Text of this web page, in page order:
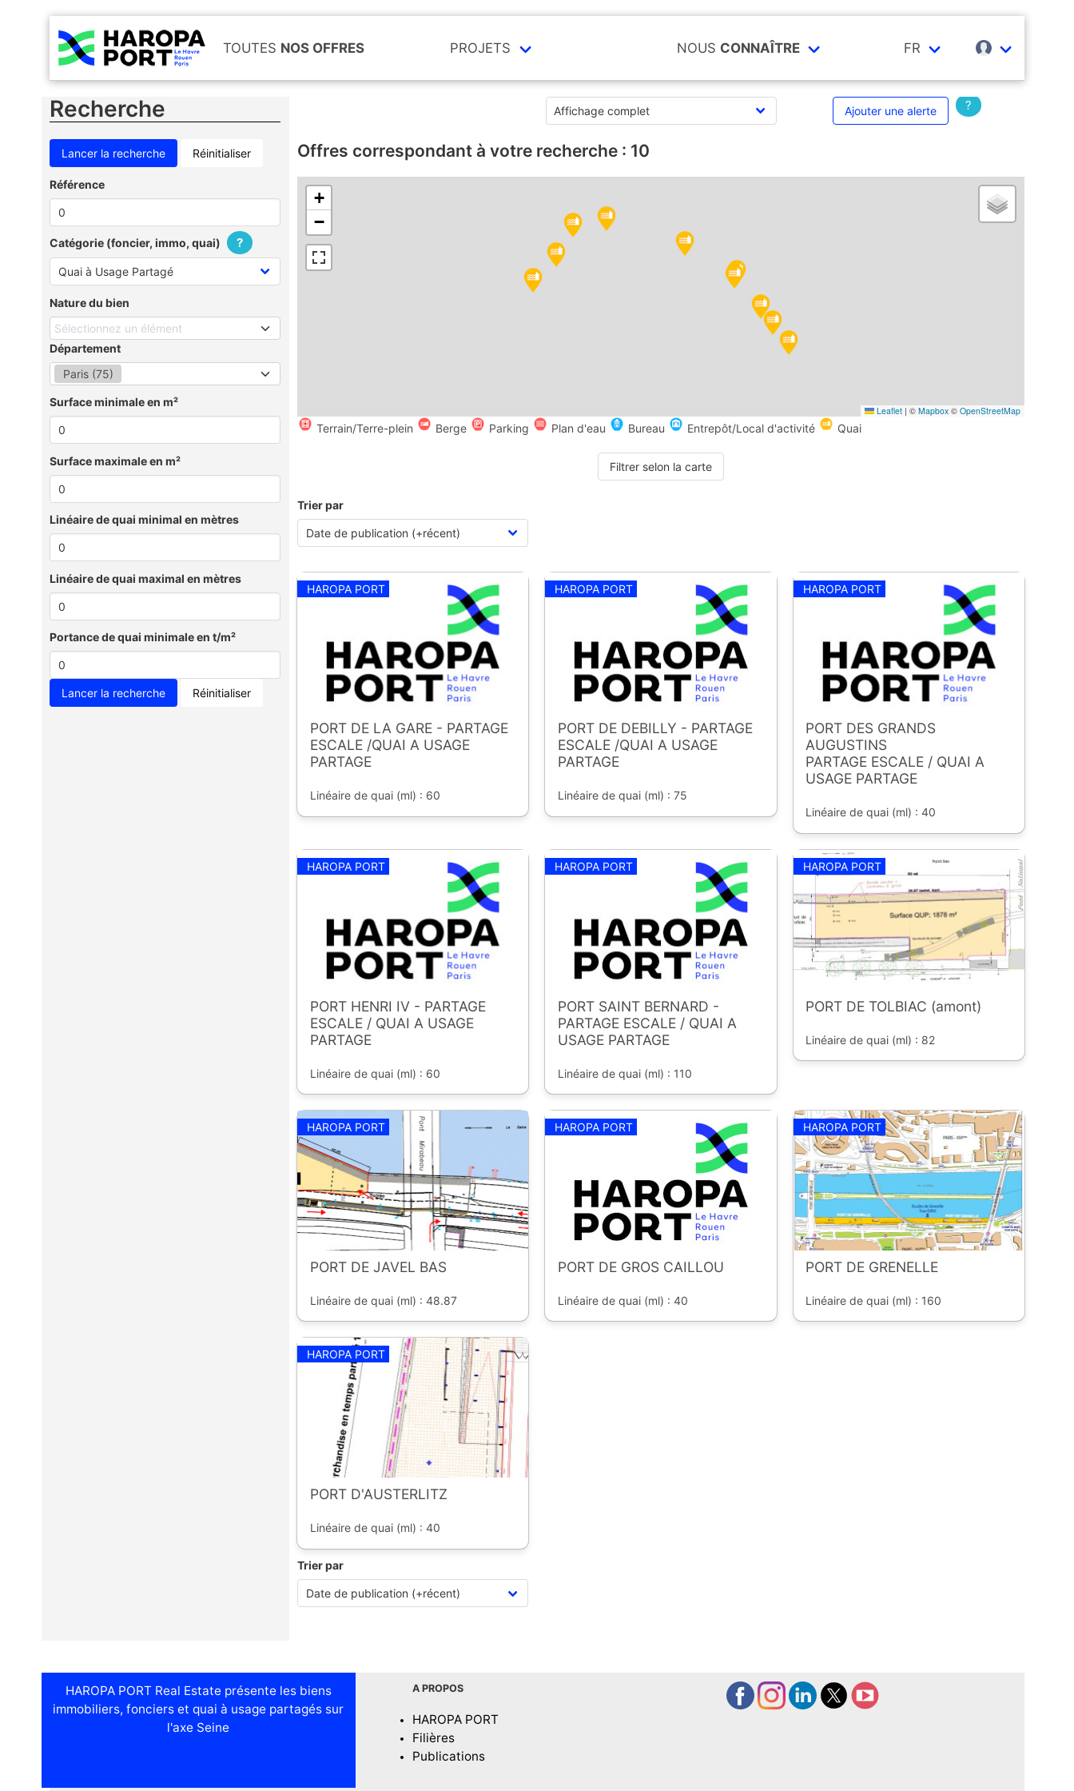
TOUTES NOS OFFRES PROJETS NOUS CONNAÎTRE FR
Recherche
Réinitialiser
Référence
Catégorie (foncier, immo, quai) ?
Nature du bien
Sélectionnez un élément
Département
Paris (75)
Surface minimale en m²
Surface maximale en m²
Linéaire de quai minimal en mètres
Linéaire de quai maximal en mètres
Portance de quai minimale en t/m²
Réinitialiser
Ajouter une alerte ?
Offres correspondant à votre recherche : 10
+
−
Leaflet | © Mapbox © OpenStreetMap
Terrain/Terre-plein Berge Parking Plan d'eau Bureau Entrepôt/Local d'activité Quai
Filtrer selon la carte
Trier par
HAROPA PORT
PORT DE LA GARE - PARTAGE
ESCALE /QUAI A USAGE
PARTAGE
Linéaire de quai (ml) : 60
HAROPA PORT
PORT DE DEBILLY - PARTAGE
ESCALE /QUAI A USAGE
PARTAGE
Linéaire de quai (ml) : 75
HAROPA PORT
PORT DES GRANDS
AUGUSTINS
PARTAGE ESCALE / QUAI A
USAGE PARTAGE
Linéaire de quai (ml) : 40
HAROPA PORT
PORT HENRI IV - PARTAGE
ESCALE / QUAI A USAGE
PARTAGE
Linéaire de quai (ml) : 60
HAROPA PORT
PORT SAINT BERNARD -
PARTAGE ESCALE / QUAI A
USAGE PARTAGE
Linéaire de quai (ml) : 110
HAROPA PORT
PORT DE TOLBIAC (amont)
Linéaire de quai (ml) : 82
HAROPA PORT
PORT DE JAVEL BAS
Linéaire de quai (ml) : 48.87
HAROPA PORT
PORT DE GROS CAILLOU
Linéaire de quai (ml) : 40
HAROPA PORT
PORT DE GRENELLE
Linéaire de quai (ml) : 160
HAROPA PORT
PORT D'AUSTERLITZ
Linéaire de quai (ml) : 40
Trier par
HAROPA PORT Real Estate présente les biens
immobiliers, fonciers et quai à usage partagés sur
l'axe Seine
A PROPOS
HAROPA PORT
Filières
Publications